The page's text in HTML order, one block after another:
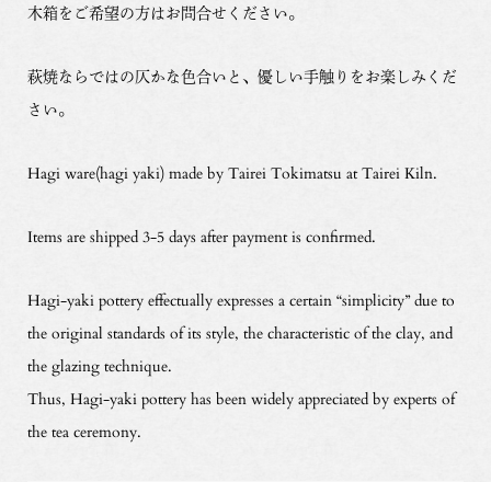
木箱をご希望の方はお問合せください。
萩焼ならではの仄かな色合いと、優しい手触りをお楽しみくだ
さい。
Hagi ware(hagi yaki) made by Tairei Tokimatsu at Tairei Kiln.
Items are shipped 3-5 days after payment is confirmed.
Hagi-yaki pottery effectually expresses a certain “simplicity” due to
the original standards of its style, the characteristic of the clay, and
the glazing technique.
Thus, Hagi-yaki pottery has been widely appreciated by experts of
the tea ceremony.